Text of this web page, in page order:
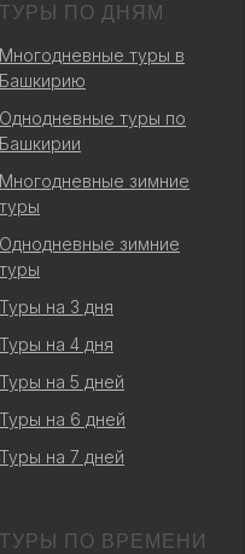
ТУРЫ ПО ДНЯМ
Многодневные туры в
Башкирию
Однодневные туры по
Башкирии
Многодневные зимние
туры
Однодневные зимние
туры
Туры на 3 дня
Туры на 4 дня
Туры на 5 дней
Туры на 6 дней
Туры на 7 дней
ТУРЫ ПО ВРЕМЕНИ